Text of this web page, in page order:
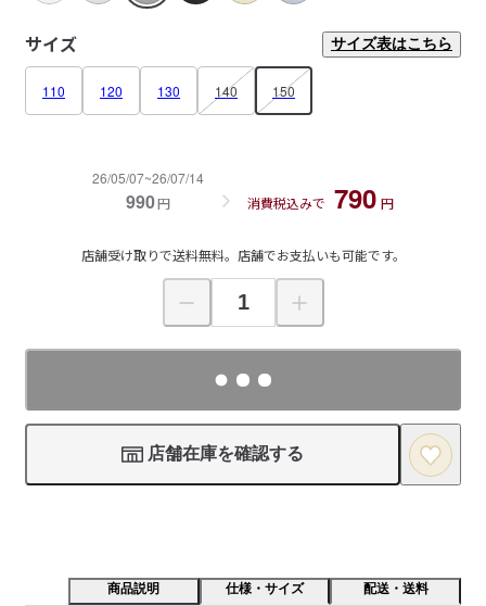
サイズ サイズ表はこちら
110 120 130 140 150
26/05/07~26/07/14
990円 消費税込みで 790 円
店舗受け取りで送料無料。店舗でお支払いも可能です。
店舗在庫を確認する
商品説明 仕様・サイズ 配送・送料